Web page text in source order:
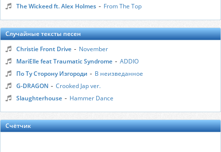
The Wickeed ft. Alex Holmes - From The Top
Случайные тексты песен
Christie Front Drive - November
MariElle feat Traumatic Syndrome - ADDIO
По Ту Сторону Изгороди - В неизведанное
G-DRAGON - Crooked Jap ver.
Slaughterhouse - Hammer Dance
Счётчик